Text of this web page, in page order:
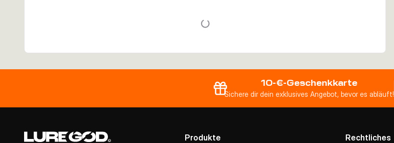
10-€-Geschenkkarte
Sichere dir dein exklusives Angebot, bevor es abläuft!
Produkte Rechtliches